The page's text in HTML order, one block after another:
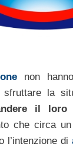
non
sfruttare la
il loro
che circa
l’intenzione di